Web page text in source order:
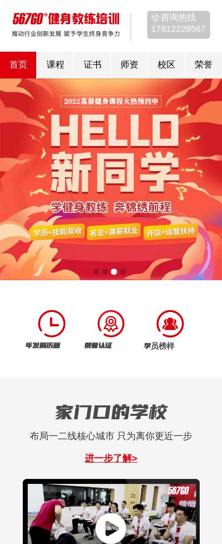
咨询热线
17812229567
首页 课程 证书 师资 校区 荣誉
年发展历程 荣誉认证 学员榜样
家门口的学校
布局一二线核心城市 只为离你更近一步
进一步了解>